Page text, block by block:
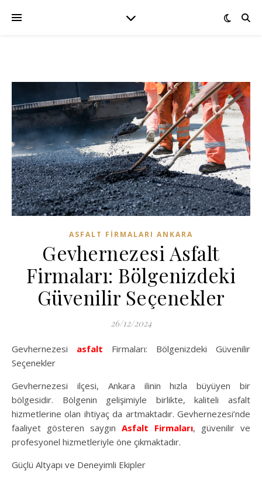
ASFALT FIRMALARI ANKARA
Gevhernezesi Asfalt
Firmaları: Bölgenizdeki
Güvenilir Seçenekler
26/12/2024
Gevhernezesi asfalt Firmaları: Bölgenizdeki Güvenilir
Seçenekler
Gevhernezesi ilçesi, Ankara ilinin hızla büyüyen bir
bölgesidir. Bölgenin gelişimiyle birlikte, kaliteli asfalt
hizmetlerine olan ihtiyaç da artmaktadır. Gevhernezesi’nde
faaliyet gösteren saygın Asfalt Firmaları, güvenilir ve
profesyonel hizmetleriyle öne çıkmaktadır.
Güçlü Altyapı ve Deneyimli Ekipler